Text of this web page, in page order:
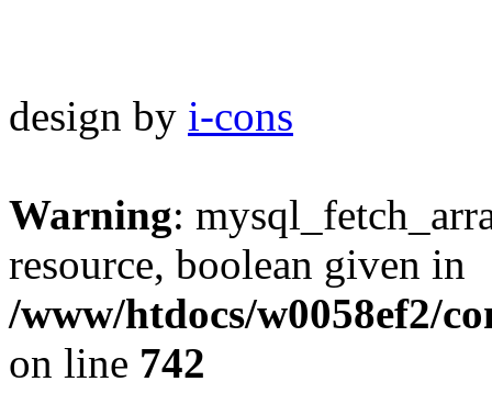
design by i-cons
Warning:
resource, boolean given in
/www/htdocs/w0058ef2/
on line 742